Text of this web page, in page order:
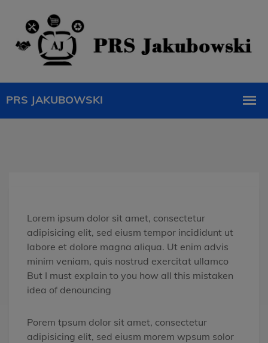
Lorem ipsum dolor sit amet, consectetur
adipisicing elit, sed eiusm tempor incididunt ut
labore et dolore magna aliqua. Ut enim advis
minim veniam, quis nostrud exercitat ullamco
But I must explain to you how all this mistaken
idea of denouncing
Porem tpsum dolor sit amet, consectetur
adipisicing elit, sed eiusm morem wpsum solor